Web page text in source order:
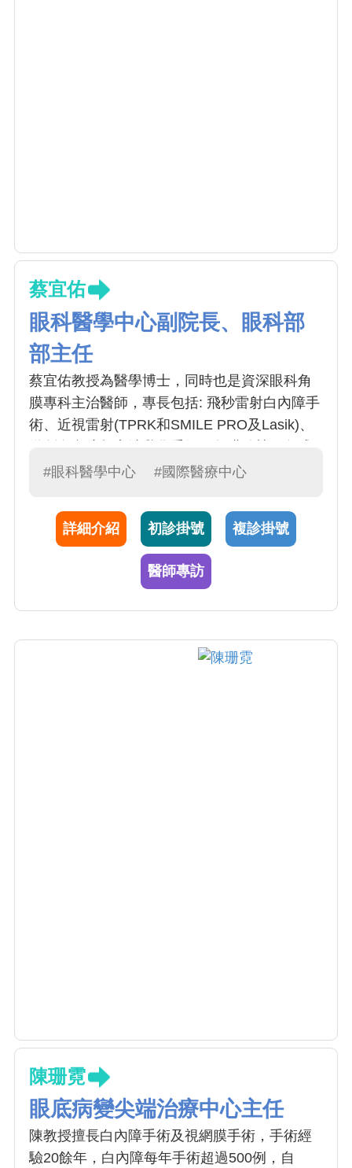
蔡宜佑
眼科醫學中心副院長、眼科部
部主任
蔡宜佑教授為醫學博士，同時也是資深眼科角
膜專科主治醫師，專長包括: 飛秒雷射白內障手
術、近視雷射(TPRK和SMILE PRO及Lasik)、
角膜疾病。 蔡宜佑副院長於1998年至本院服務
膜移植手術突破上萬例，臨床經驗相當豐富，
對於角膜專科疾病治療累積更有30年的經驗，
看診親切又詳細，深獲患者的肯定及青睞。行
醫期間，蔡醫師同時不間斷地學習最新醫學新
引進角膜內皮細胞分層移植手術，成功拯救許
#眼科醫學中心 #國際醫療中心
詳細介紹 初診掛號 複診掛號
醫師專訪
陳珊霓
眼底病變尖端治療中心主任
陳教授擅長白內障手術及視網膜手術，手術經
驗20餘年，白內障每年手術超過500例，自